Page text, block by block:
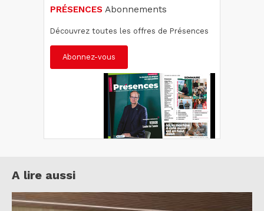
PRÉSENCES Abonnements
Découvrez toutes les offres de Présences
Abonnez-vous
A lire aussi